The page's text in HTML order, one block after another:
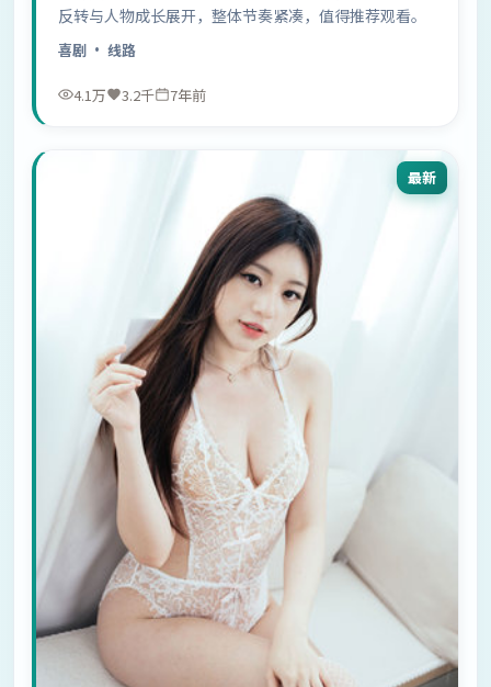
反转与人物成长展开，整体节奏紧凑，值得推荐观看。
喜剧 · 线路
4.1万 3.2千 7年前
最新